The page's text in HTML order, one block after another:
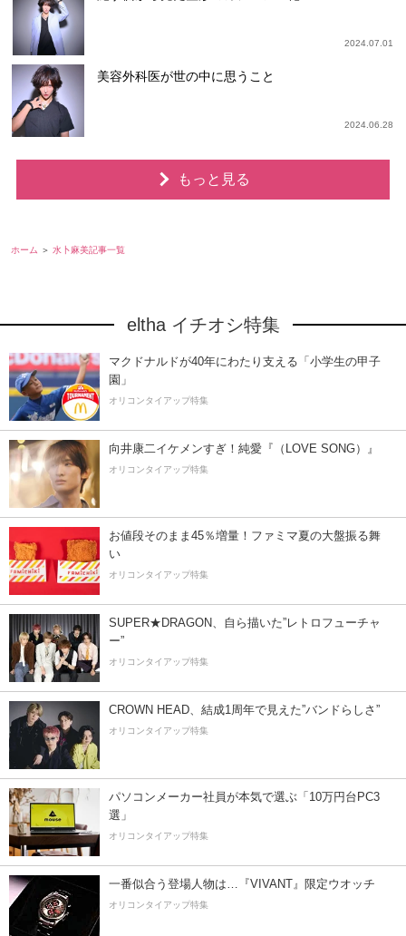
2024.07.01
美容外科医が世の中に思うこと
2024.06.28
もっと見る
ホーム 水卜麻美記事一覧
eltha イチオシ特集
マクドナルドが40年にわたり支える「小学生の甲子
園」
オリコンタイアップ特集
向井康二イケメンすぎ！純愛『（LOVE SONG）』
オリコンタイアップ特集
お値段そのまま45％増量！ファミマ夏の大盤振る舞
い
オリコンタイアップ特集
SUPER★DRAGON、自ら描いた”レトロフューチャ
ー”
オリコンタイアップ特集
CROWN HEAD、結成1周年で見えた”バンドらしさ”
オリコンタイアップ特集
パソコンメーカー社員が本気で選ぶ「10万円台PC3
選」
オリコンタイアップ特集
一番似合う登場人物は…『VIVANT』限定ウオッチ
オリコンタイアップ特集